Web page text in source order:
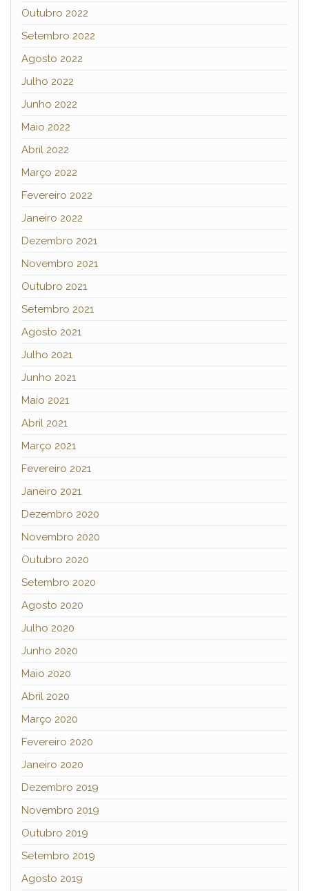
Outubro 2022
Setembro 2022
Agosto 2022
Julho 2022
Junho 2022
Maio 2022
Abril 2022
Março 2022
Fevereiro 2022
Janeiro 2022
Dezembro 2021
Novembro 2021
Outubro 2021
Setembro 2021
Agosto 2021
Julho 2021
Junho 2021
Maio 2021
Abril 2021
Março 2021
Fevereiro 2021
Janeiro 2021
Dezembro 2020
Novembro 2020
Outubro 2020
Setembro 2020
Agosto 2020
Julho 2020
Junho 2020
Maio 2020
Abril 2020
Março 2020
Fevereiro 2020
Janeiro 2020
Dezembro 2019
Novembro 2019
Outubro 2019
Setembro 2019
Agosto 2019